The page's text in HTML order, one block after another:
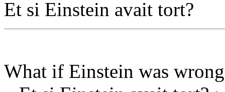
Et si Einstein avait tort?
What if Einstein was